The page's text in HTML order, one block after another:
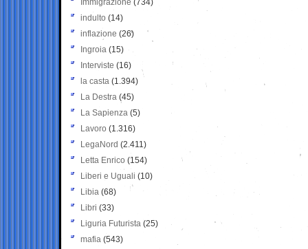
Immigrazione (734)
indulto (14)
inflazione (26)
Ingroia (15)
Interviste (16)
la casta (1.394)
La Destra (45)
La Sapienza (5)
Lavoro (1.316)
LegaNord (2.411)
Letta Enrico (154)
Liberi e Uguali (10)
Libia (68)
Libri (33)
Liguria Futurista (25)
mafia (543)